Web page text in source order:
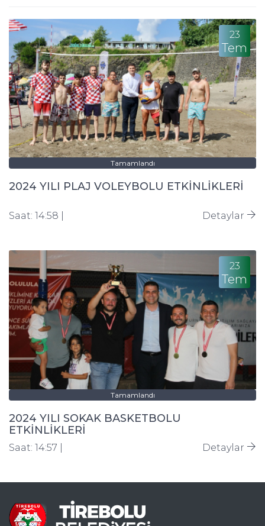
Tamamlandı
23
Tem
2024 YILI PLAJ VOLEYBOLU ETKİNLİKLERİ
Saat: 14:58 | Detaylar
Tamamlandı
23
Tem
2024 YILI SOKAK BASKETBOLU
ETKİNLİKLERİ
Saat: 14:57 | Detaylar